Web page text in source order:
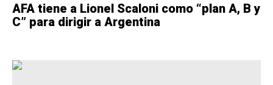
AFA tiene a Lionel Scaloni como “plan A, B y
C” para dirigir a Argentina